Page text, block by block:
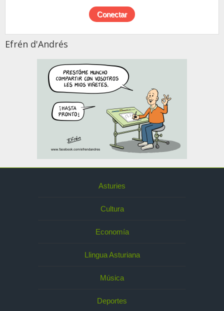
Efrén d'Andrés
Asturies
Cultura
Economía
Llingua Asturiana
Música
Deportes